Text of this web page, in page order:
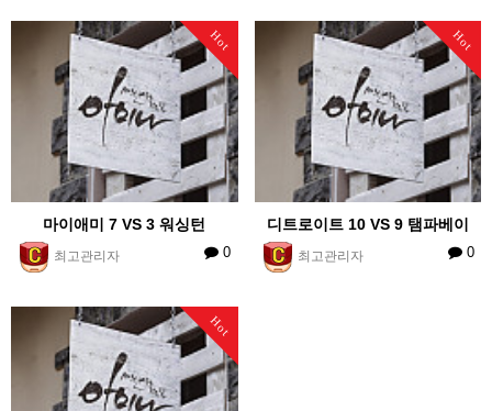
Hot
마이애미 7 VS 3 워싱턴
최고관리자 0
Hot
디트로이트 10 VS 9 탬파베이
최고관리자 0
Hot